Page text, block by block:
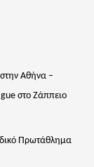
Αθήνα –
στο Ζάππειο
Πρωτάθλημα